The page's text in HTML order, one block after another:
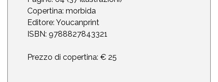
Copertina: morbida
Editore: Youcanprint
ISBN: 9788827843321
Prezzo di copertina: € 25